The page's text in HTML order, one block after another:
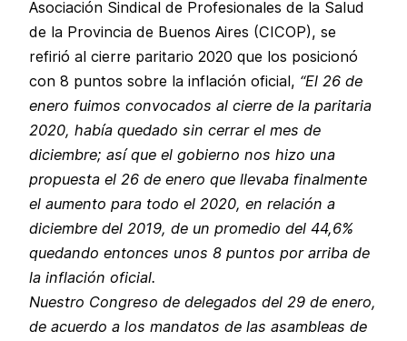
Asociación Sindical de Profesionales de la Salud
de la Provincia de Buenos Aires (CICOP), se
refirió al cierre paritario 2020 que los posicionó
con 8 puntos sobre la inflación oficial, “El 26 de
enero fuimos convocados al cierre de la paritaria
2020, había quedado sin cerrar el mes de
diciembre; así que el gobierno nos hizo una
propuesta el 26 de enero que llevaba finalmente
el aumento para todo el 2020, en relación a
diciembre del 2019, de un promedio del 44,6%
quedando entonces unos 8 puntos por arriba de
la inflación oficial.
Nuestro Congreso de delegados del 29 de enero,
de acuerdo a los mandatos de las asambleas de